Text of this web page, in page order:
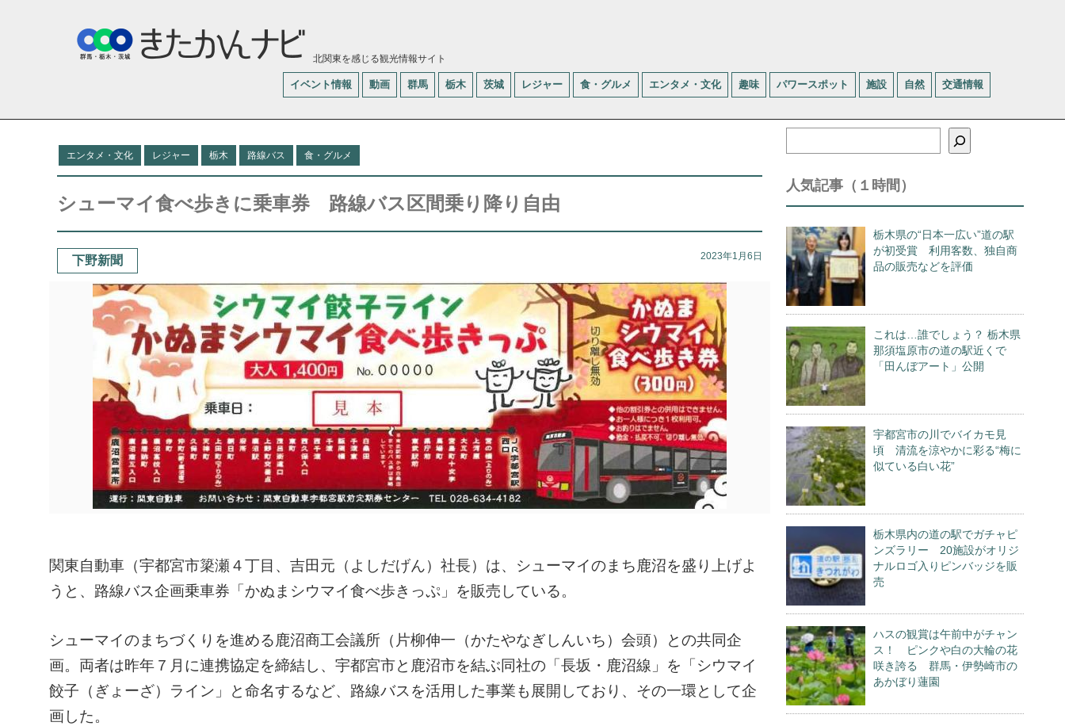
北関東を感じる観光情報サイト
イベント情報 動画 群馬 栃木 茨城 レジャー 食・グルメ エンタメ・文化 趣味 パワースポット 施設 自然 交通情報
エンタメ・文化 レジャー 栃木 路線バス 食・グルメ
シューマイ食べ歩きに乗車券 路線バス区間乗り降り自由
下野新聞 2023年1月6日
関東自動車（宇都宮市簗瀬４丁目、吉田元（よしだげん）社長）は、シューマイのまち鹿沼を盛り上げよ
うと、路線バス企画乗車券「かぬまシウマイ食べ歩きっぷ」を販売している。
シューマイのまちづくりを進める鹿沼商工会議所（片柳伸一（かたやなぎしんいち）会頭）との共同企
画。両者は昨年７月に連携協定を締結し、宇都宮市と鹿沼市を結ぶ同社の「長坂・鹿沼線」を「シウマイ
餃子（ぎょーざ）ライン」と命名するなど、路線バスを活用した事業も展開しており、その一環として企
画した。
索
人気記事（１時間）
栃木県の“日本一広い”道の駅
が初受賞 利用客数、独自商
品の販売などを評価
これは…誰でしょう？ 栃木県
那須塩原市の道の駅近くで
「田んぼアート」公開
宇都宮市の川でバイカモ見
頃 清流を涼やかに彩る“梅に
似ている白い花”
栃木県内の道の駅でガチャピ
ンズラリー 20施設がオリジ
ナルロゴ入りピンバッジを販
売
ハスの観賞は午前中がチャン
ス！ ピンクや白の大輪の花
咲き誇る 群馬・伊勢崎市の
あかぼり蓮園